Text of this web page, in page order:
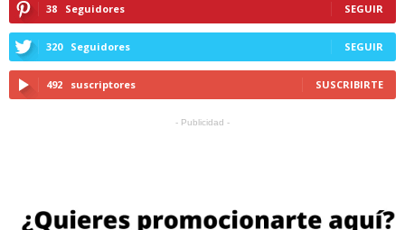
38 Seguidores SEGUIR
320 Seguidores SEGUIR
492 suscriptores SUSCRIBIRTE
- Publicidad -